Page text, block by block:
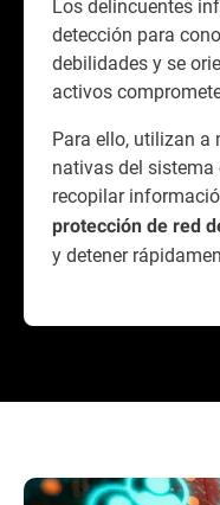
Los delincuentes
detección para
debilidades y se
activos
Para ello, utilizan a
nativas del
recopilar
protección de red
y detener